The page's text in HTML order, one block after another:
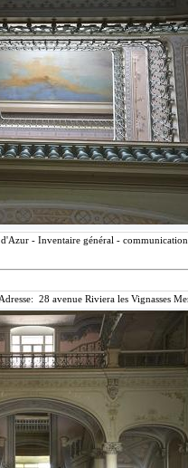
- Inventaire général -
28 avenue Riviera les Vignasses